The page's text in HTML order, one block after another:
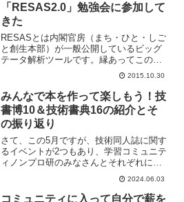
「RESAS2.0」勉強会に参加して
きた
RESASとは内閣官房（まち・ひと・しご
と創生本部）が一般公開しているビッグ
テータ解析ツールです。縁あってこの
RESASについての勉強に参加することが
できましたので、そのレポートをお伝え
します。
2015.10.30
みんなで本を作って楽しもう！技
書博10＆技術書典16の紹介とそ
の振り返り
さて、この5月ですが、技術同人誌に関す
るイベントが2つもあり、学習コミュニテ
ィノンプロ研のみなさんとそれぞれに参
加して楽しんできました。今日はその2つ
のイベントの参加レポートをお送りしま
す。ChatGPTなどのチャットAIサービ
2024.06.03
コミュニティに入って自分で薪を